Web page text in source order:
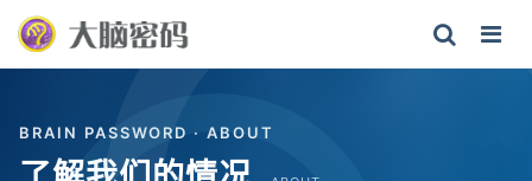
BRAIN PASSWORD · ABOUT